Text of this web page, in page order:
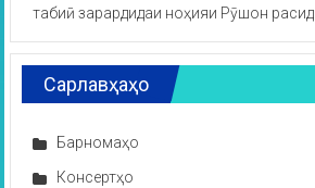
табиӣ зарардидаи ноҳияи Рӯшон расид
Сарлавҳаҳо
Барномаҳо
Консертҳо